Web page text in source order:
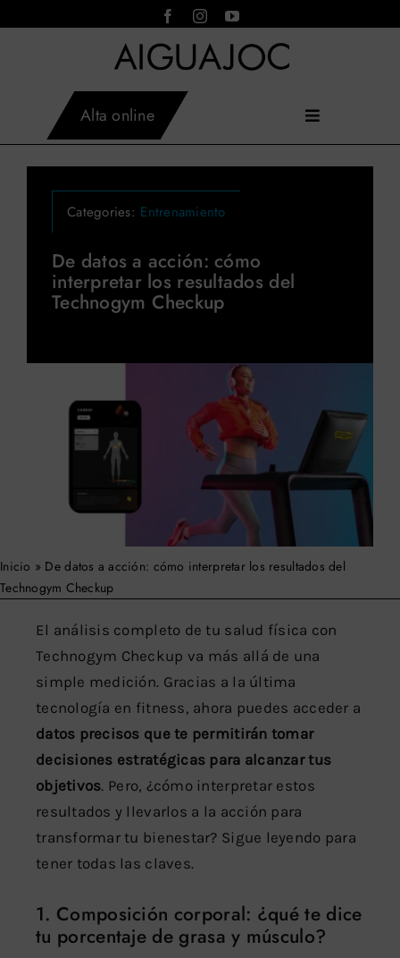
Alta online
Toggle
Navigation
Inicio
Actividades
Servicios
Tarifas
Horarios
Aiguajoc
Blog
Reservar actividades
Categories: Entrenamiento
De datos a acción: cómo
interpretar los resultados del
Technogym Checkup
Inicio » De datos a acción: cómo interpretar los resultados del
Technogym Checkup
El análisis completo de tu salud física con
Technogym Checkup va más allá de una
simple medición. Gracias a la última
tecnología en fitness, ahora puedes acceder a
datos precisos que te permitirán tomar
decisiones estratégicas para alcanzar tus
objetivos. Pero, ¿cómo interpretar estos
resultados y llevarlos a la acción para
transformar tu bienestar? Sigue leyendo para
tener todas las claves.
1. Composición corporal: ¿qué te dice
tu porcentaje de grasa y músculo?
×